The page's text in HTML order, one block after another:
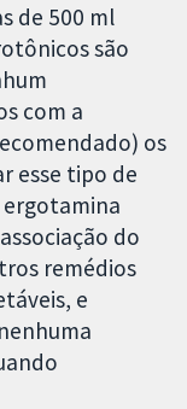
de 500 ml
são
com a
os
esse tipo de
ergotamina
do
remédios
e